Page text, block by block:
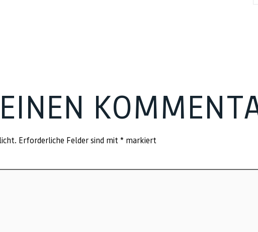
Erforderliche Felder sind mit * markiert